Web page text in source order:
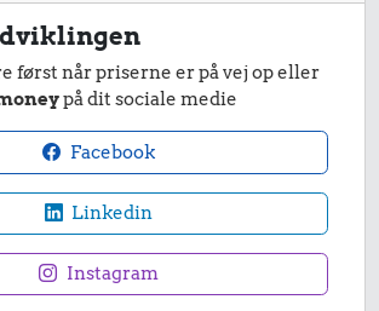
først når priserne er på vej op eller
på dit sociale medie
Facebook
Linkedin
Instagram